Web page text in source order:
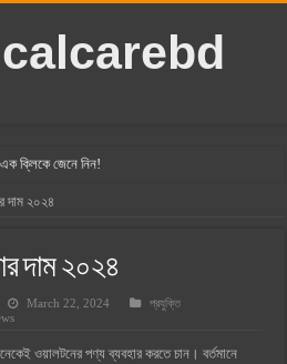
ক্লিকে জেনে নিন!
দাম ২০২৪
দাম ২০২৪
March 22, 2024
প্রযুক্তি
ওয়ালটনের পণ্য ব্যবহার করতে চান। বর্তমানে